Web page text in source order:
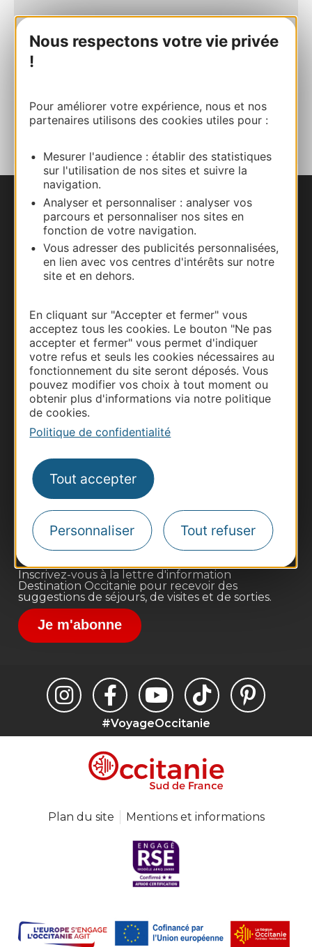
Nous respectons votre vie privée
!
Pour améliorer votre expérience, nous et nos
partenaires utilisons des cookies utiles pour :
Mesurer l'audience : établir des statistiques
sur l'utilisation de nos sites et suivre la
navigation.
Analyser et personnaliser : analyser vos
parcours et personnaliser nos sites en
fonction de votre navigation.
Vous adresser des publicités personnalisées,
en lien avec vos centres d'intérêts sur notre
site et en dehors.
En cliquant sur "Accepter et fermer" vous
acceptez tous les cookies. Le bouton "Ne pas
accepter et fermer" vous permet d'indiquer
votre refus et seuls les cookies nécessaires au
fonctionnement du site seront déposés. Vous
pouvez modifier vos choix à tout moment ou
obtenir plus d'informations via notre politique
de cookies.
Politique de confidentialité
Tout accepter
Personnaliser Tout refuser
AJOUTER
AU CARNET
Nous contacter
Carte interactive
Documentation
Business/Mice
Pros d'Occitanie
Site presse et d'influence
Voyagistes
Destination Sport
Inscrivez-vous à la lettre d'information
Destination Occitanie pour recevoir des
suggestions de séjours, de visites et de sorties.
Je m'abonne
#VoyageOccitanie
Plan du site Mentions et informations